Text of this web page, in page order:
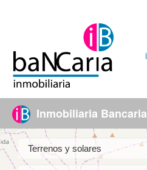
Inmobiliaria Bancaria